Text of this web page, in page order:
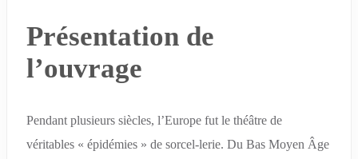
Présentation de
l’ouvrage
Pendant plusieurs siècles, l’Europe fut le théâtre de
véritables « épidémies » de sorcel-lerie. Du Bas Moyen Âge